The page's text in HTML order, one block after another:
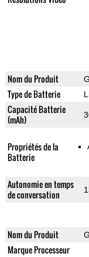
Nom du Produit
Type de Batterie
Capacité Batterie
(mAh)
Propriétés de la
Batterie
Autonomie en temps
de conversation
Nom du Produit
Marque Processeur